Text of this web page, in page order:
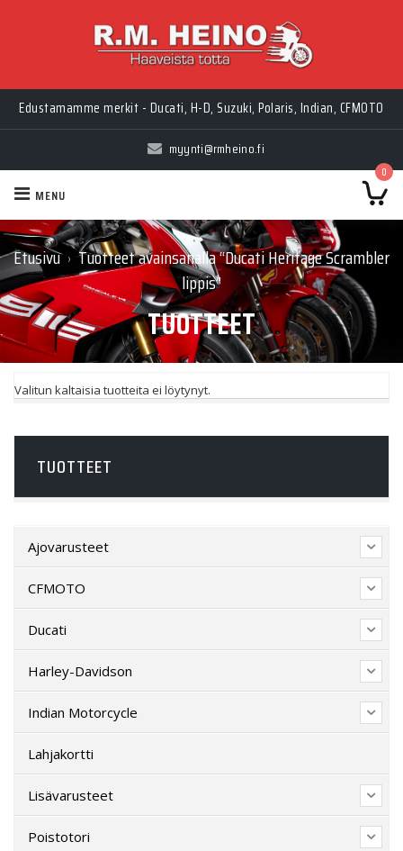
Edustamamme merkit - Ducati, H-D, Suzuki, Polaris, Indian, CFMOTO
myynti@rmheino.fi
0
MENU
Etusivu › Tuotteet avainsanalla “Ducati Heritage Scrambler
lippis”
TUOTTEET
Valitun kaltaisia tuotteita ei löytynyt.
TUOTTEET
Ajovarusteet
CFMOTO
Ducati
Harley-Davidson
Indian Motorcycle
Lahjakortti
Lisävarusteet
Poistotori